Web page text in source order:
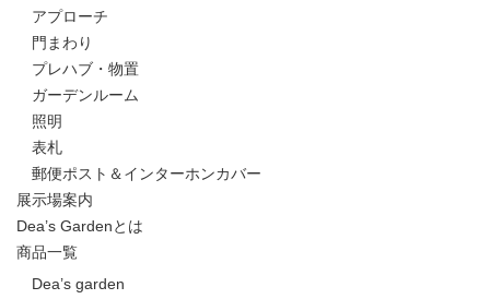
アプローチ
門まわり
プレハブ・物置
ガーデンルーム
照明
表札
郵便ポスト＆インターホンカバー
展示場案内
Dea’s Gardenとは
商品一覧
Dea’s garden